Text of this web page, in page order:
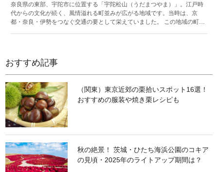
奈良県の東部、宇陀市に位置する「宇陀松山（うだまつやま）」。江戸時
代からの文化が続く、風情溢れる町並みが広がる地域です。当時は、京
都・奈良・伊勢をつなぐ交通の要として栄えていました。 この地域の町家
ず）｣。豆腐や葛餅、葛饅頭などに使われ、小麦粉にも代用される上質な粉
原料として知られています。 全国有数のダリア球根生産地である宇陀市で
は、毎年10月に「宇陀松山華小路」を開催。路地に色とりどりのダリアが
咲き誇り、古き良き町並みの情緒とダリアの華やかさが美しいコラボレー
ションを演出します。
おすすめ記事
（関東）東京近郊の栗拾いスポット16選！
おすすめの服装や焼き栗レシピも
秋の絶景！ 茨城・ひたち海浜公園のコキア
の見頃・2025年のライトアップ期間は？